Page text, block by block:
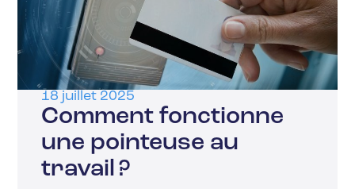
18 juillet 2025
Comment fonctionne
une pointeuse au
travail ?